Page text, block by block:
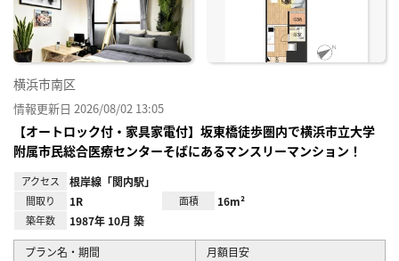
横浜市南区
情報更新日 2026/08/02 13:05
【オートロック付・家具家電付】坂東橋徒歩圏内で横浜市立大学
附属市民総合医療センターそばにあるマンスリーマンション！
アクセス 根岸線「関内駅」
間取り 1R 面積 16m²
築年数 1987年 10月 築
プラン名・期間
月額目安